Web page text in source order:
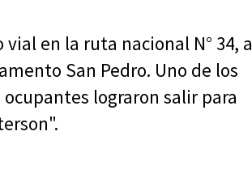
en la ruta nacional N° 34, a
San Pedro. Uno de los
lograron salir para